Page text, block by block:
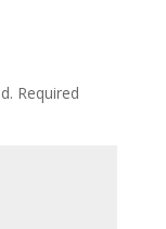
Required